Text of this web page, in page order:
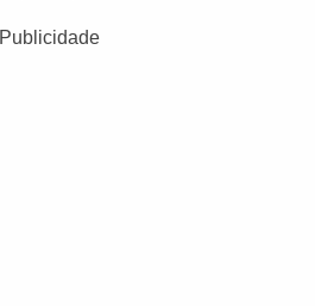
Publicidade